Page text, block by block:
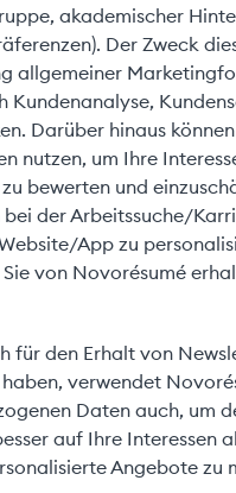
akademischer
Der Zweck
allgemeiner
Kundenanalyse,
Darüber hinaus
nutzen, um Ihre
bewerten und
bei der Arbeitssuche/
App zu
von Novorésumé
für den Erhalt von
verwendet
Daten auch, um
auf Ihre Interessen
Angebote zu